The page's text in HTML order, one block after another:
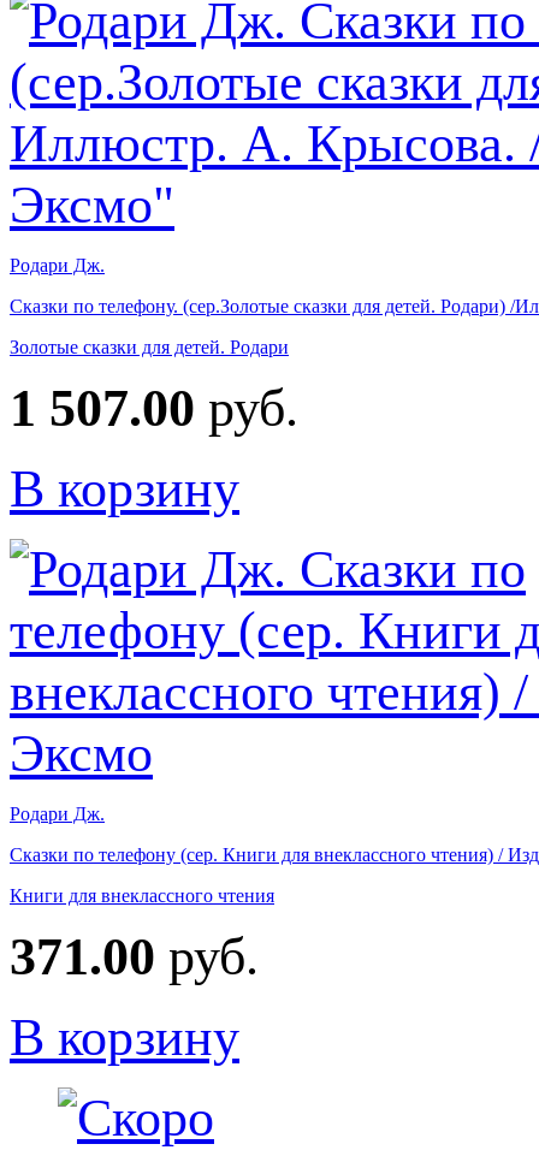
Родари Дж.
Сказки по телефону. (сер.Золотые сказки для детей. Родари)
Золотые сказки для детей. Родари
1 507.00 руб.
В корзину
Родари Дж.
Сказки по телефону (сер. Книги для внеклассного чтения) /
Книги для внеклассного чтения
371.00 руб.
В корзину